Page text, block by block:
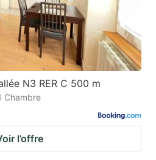
N3 RER C 500 m
Chambre
l’offre